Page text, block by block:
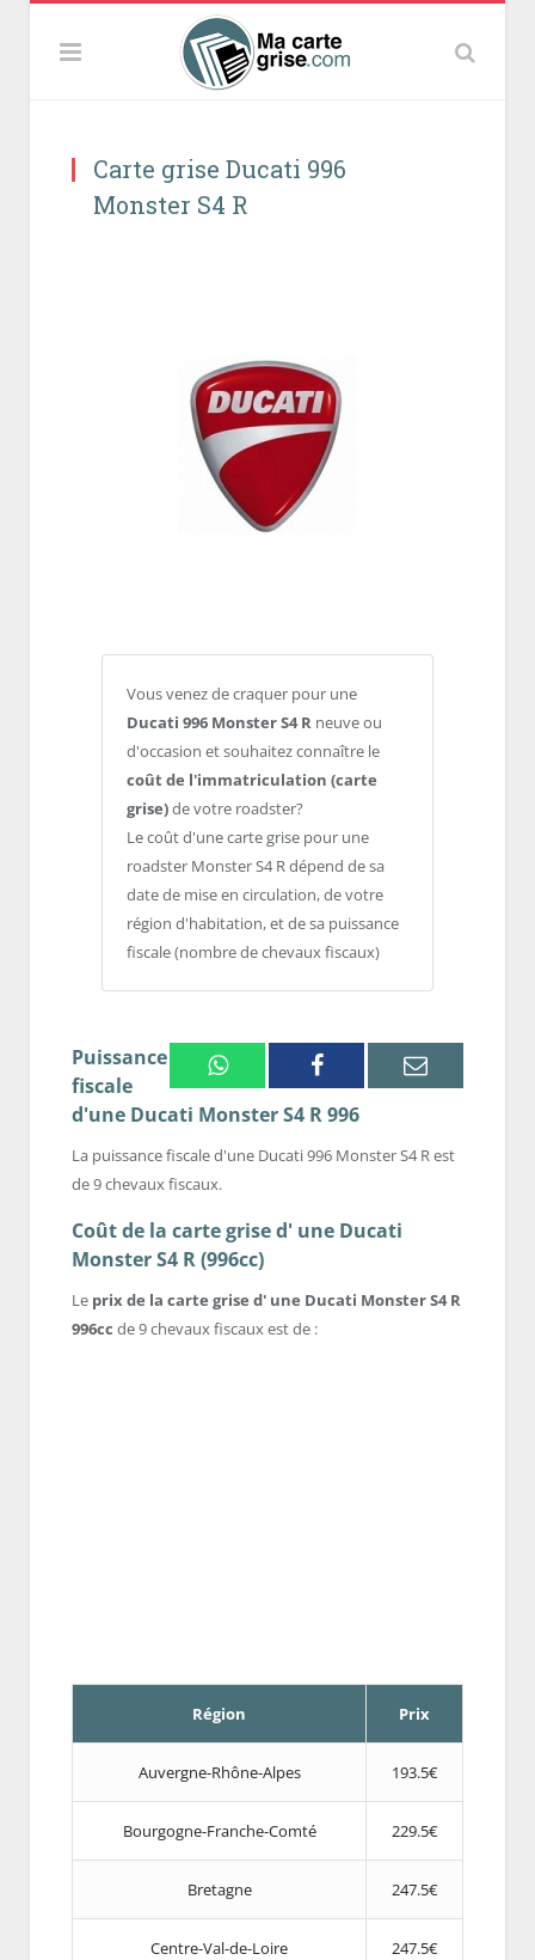
Carte grise Ducati 996
Monster S4 R
Vous venez de craquer pour une
Ducati 996 Monster S4 R neuve ou
d'occasion et souhaitez connaître le
coût de l'immatriculation (carte
grise)de votre roadster?
Le coût d'une carte grise pour une
roadster Monster S4 R dépend de sa
date de mise en circulation, de votre
région d'habitation, et de sa puissance
fiscale (nombre de chevaux fiscaux)
WhatsappFacebook Email
Puissance
fiscale
d'une Ducati Monster S4 R 996
La puissance fiscale d'une Ducati 996 Monster S4 R est
de 9 chevaux fiscaux.
Coût de la carte grise d' une Ducati
Monster S4 R (996cc)
Le prix de la carte grise d' une Ducati Monster S4 R
996cc de 9 chevaux fiscaux est de :
Région Prix
Auvergne-Rhône-Alpes 193.5€
Bourgogne-Franche-Comté 229.5€
Bretagne 247.5€
Centre-Val-de-Loire 247.5€